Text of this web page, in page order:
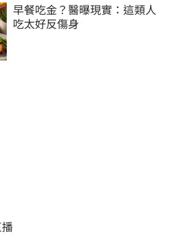
早餐吃金？醫曝現實：這類人
吃太好反傷身